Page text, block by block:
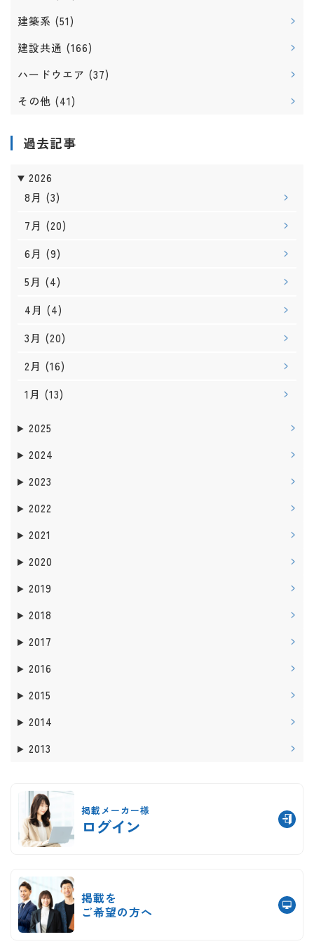
建築系 (51)
建設共通 (166)
ハードウエア (37)
その他 (41)
過去記事
2026
8月 (3)
7月 (20)
6月 (9)
5月 (4)
4月 (4)
3月 (20)
2月 (16)
1月 (13)
2025
2024
2023
2022
2021
2020
2019
2018
2017
2016
2015
2014
2013
掲載メーカー様
ログイン
掲載を
ご希望の方へ